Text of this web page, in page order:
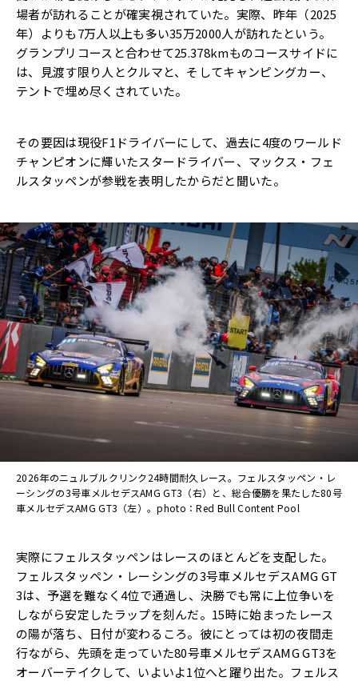
場者が訪れることが確実視されていた。実際、昨年（2025
年）よりも7万人以上も多い35万2000人が訪れたという。
グランプリコースと合わせて25.378kmものコースサイドに
は、見渡す限り人とクルマと、そしてキャンピングカー、
テントで埋め尽くされていた。
その要因は現役F1ドライバーにして、過去に4度のワールド
チャンピオンに輝いたスタードライバー、マックス・フェ
ルスタッペンが参戦を表明したからだと聞いた。
2026年のニュルブルクリンク24時間耐久レース。フェルスタッペン・レ
ーシングの3号車メルセデスAMG GT3（右）と、総合優勝を果たした80号
車メルセデスAMG GT3（左）。photo：Red Bull Content Pool
実際にフェルスタッペンはレースのほとんどを支配した。
フェルスタッペン・レーシングの3号車メルセデスAMG GT
3は、予選を難なく4位で通過し、決勝でも常に上位争いを
しながら安定したラップを刻んだ。15時に始まったレース
の陽が落ち、日付が変わるころ。彼にとっては初の夜間走
行ながら、先頭を走っていた80号車メルセデスAMG GT3を
オーバーテイクして、いよいよ1位へと躍り出た。フェルス